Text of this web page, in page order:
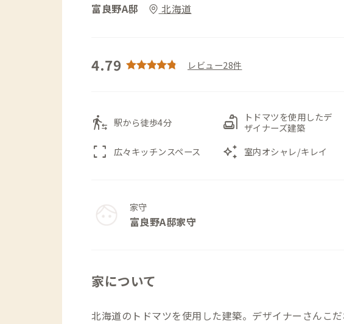
富良野A邸 北海道
4.79 レビュー28件
transfer_within_a_station 駅から徒歩4分 scene
トドマツを使用したデ
ザイナーズ建築
fullscreen 広々キッチンスペース auto_awesome 室内オシャレ/キレイ
家守
富良野A邸家守
家について
北海道のトドマツを使用した建築。デザイナーさんこ